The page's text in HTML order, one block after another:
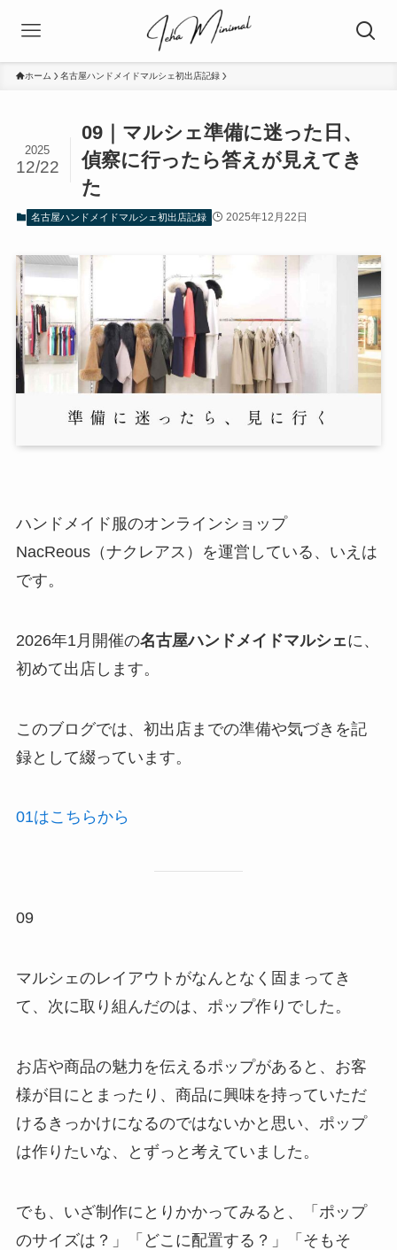
ホーム 名古屋ハンドメイドマルシェ初出店記録
09｜マルシェ準備に迷った日、
偵察に行ったら答えが見えてき
た
2025
12/22
名古屋ハンドメイドマルシェ初出店記録 2025年12月22日
ハンドメイド服のオンラインショップ
NacReous（ナクレアス）を運営している、いえは
です。
2026年1月開催の名古屋ハンドメイドマルシェに、
初めて出店します。
このブログでは、初出店までの準備や気づきを記
録として綴っています。
01はこちらから
09
マルシェのレイアウトがなんとなく固まってき
て、次に取り組んだのは、ポップ作りでした。
お店や商品の魅力を伝えるポップがあると、お客
様が目にとまったり、商品に興味を持っていただ
けるきっかけになるのではないかと思い、ポップ
は作りたいな、とずっと考えていました。
でも、いざ制作にとりかかってみると、「ポップ
のサイズは？」「どこに配置する？」「そもそ